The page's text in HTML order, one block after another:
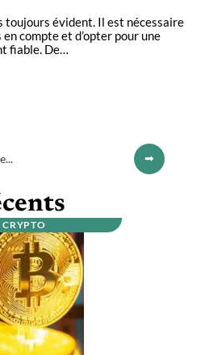
toujours évident. Il est nécessaire
compte et d’opter pour une
fiable. De
CRYPTO